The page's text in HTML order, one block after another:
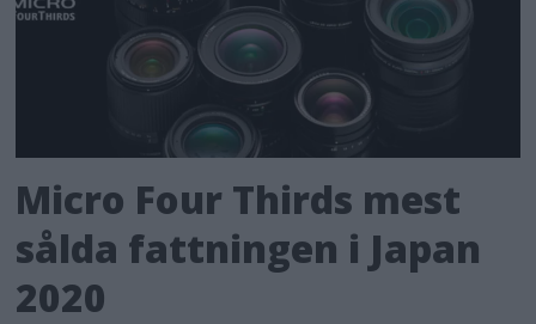
Micro Four Thirds mest
sålda fattningen i Japan
2020